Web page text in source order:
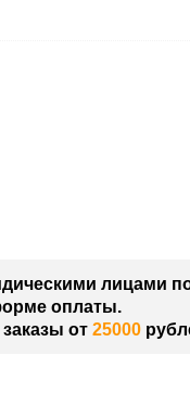
лицами
оплаты.
от 25000